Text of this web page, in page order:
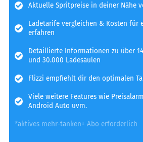
Aktuelle Spritpreise in deiner Nähe
Ladetarife vergleichen & Kosten für
erfahren
Detaillierte Informationen zu über
und 30.000 Ladesäulen
Flizzi empfiehlt dir den optimalen
Viele weitere Features wie
Android Auto uvm.
*aktives mehr-tanken+ Abo erforderlich